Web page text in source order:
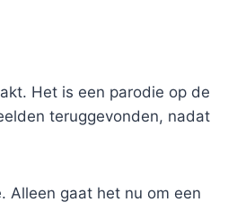
Het is een parodie op de
teruggevonden, nadat
Alleen gaat het nu om een